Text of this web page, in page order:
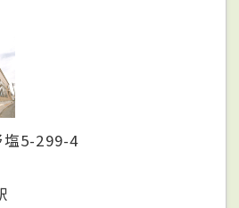
塩5-299-4